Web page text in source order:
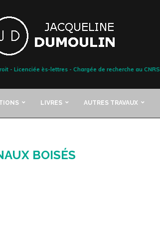
- Licenciée ès-lettres - Chargée de recherche au CNRS
LIVRES AUTRES TRAVAUX
BOISÉS